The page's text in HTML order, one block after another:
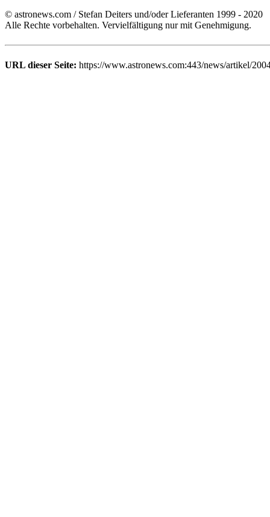
© astronews.com / Stefan Deiters und/oder Lieferanten 1999 - 2020
Alle Rechte vorbehalten. Vervielfältigung nur mit Genehmigung.
URL dieser Seite: https://www.astronews.com:443/news/artikel/